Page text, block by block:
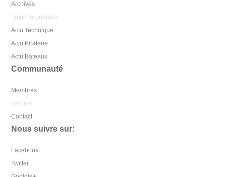
Archives
Téléchargements
Actu Technique
Actu Piraterie
Actu Bateaux
Communauté
Membres
Forums
Contact
Nous suivre sur:
Facebook
Twitter